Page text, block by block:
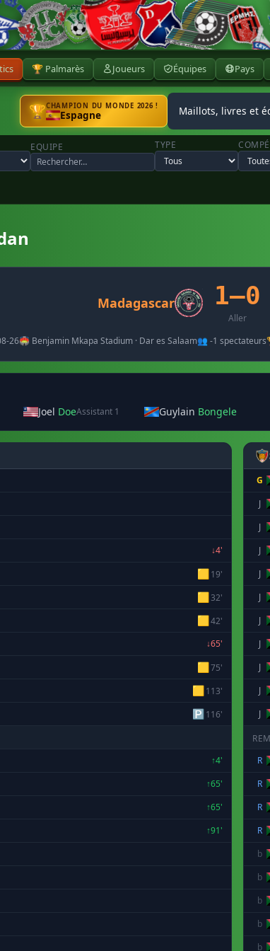
🏆 Palmarès Joueurs Équipes Pays
🏆CHAMPION DU MONDE 2026 !
Espagne Maillots, livres et
EQUIPE TYPE
Madagascar 1–0
Aller
26🏟️ Benjamin Mkapa Stadium · Dar es Salaam👥 -1 spectateurs
Joel DoeAssistant 1 Guylain Bongele
↓4'
🟨19'
🟨32'
🟨42'
↓65'
🟨75'
🟨113'
🅿116'
↑4'
↑65'
↑65'
↑91'
G
J
J
J
J
J
J
J
J
J
J
R
R
R
R
b
b
b
b
b